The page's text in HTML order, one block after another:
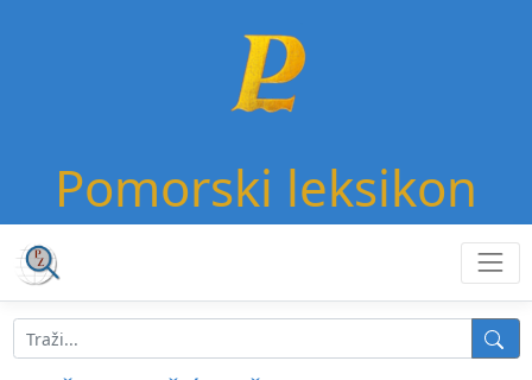
Pomorski leksikon